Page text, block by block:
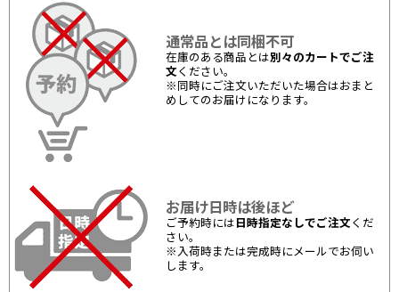
通常品とは同梱不可
在庫のある商品とは別々のカートでご注
文 ください。
※同時にご注文いただいた場合はおまと
めしてのお届けになります。
お届け日時は後ほど
ご予約時には 日時指定なしでご注文 くだ
さい。
※入荷時または完成時にメールでお伺い
します。